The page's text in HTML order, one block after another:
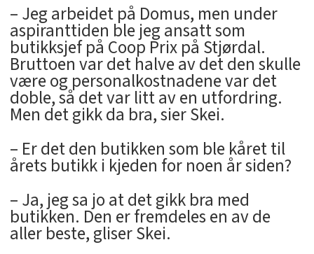
– Jeg arbeidet på Domus, men under
aspiranttiden ble jeg ansatt som
butikksjef på Coop Prix på Stjørdal.
Bruttoen var det halve av det den skulle
være og personalkostnadene var det
doble, så det var litt av en utfordring.
Men det gikk da bra, sier Skei.
– Er det den butikken som ble kåret til
årets butikk i kjeden for noen år siden?
– Ja, jeg sa jo at det gikk bra med
butikken. Den er fremdeles en av de
aller beste, gliser Skei.